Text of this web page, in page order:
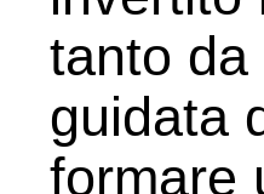
tanto
guidata
formare